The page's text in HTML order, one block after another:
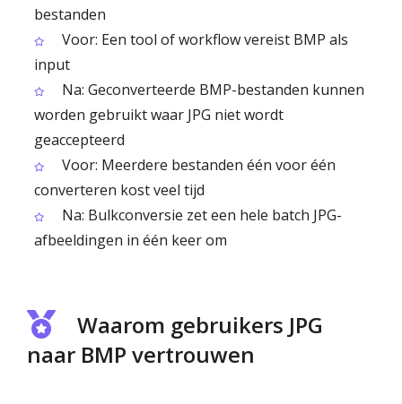
bestanden
Voor: Een tool of workflow vereist BMP als
input
Na: Geconverteerde BMP-bestanden kunnen
worden gebruikt waar JPG niet wordt
geaccepteerd
Voor: Meerdere bestanden één voor één
converteren kost veel tijd
Na: Bulkconversie zet een hele batch JPG-
afbeeldingen in één keer om
Waarom gebruikers JPG
naar BMP vertrouwen